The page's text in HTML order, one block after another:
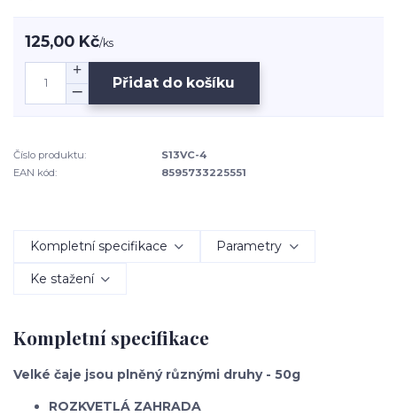
125,00 Kč/ks
Přidat do košíku
Číslo produktu:
S13VC-4
EAN kód:
8595733225551
Kompletní specifikace Parametry
Ke stažení
Kompletní specifikace
Velké čaje jsou plněný různými druhy - 50g
ROZKVETLÁ ZAHRADA